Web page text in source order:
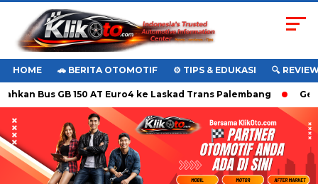
HOME 🚗 BERITA OTOMOTIF ⚙️ TIPS & EDUKASI 🔍
Bus GB 150 AT Euro4 ke Laskad Trans Palembang Geely